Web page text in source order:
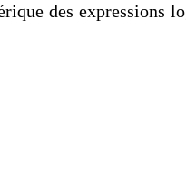
des expressions